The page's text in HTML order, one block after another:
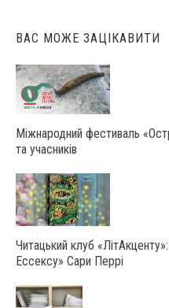
ВАС МОЖЕ ЗАЦІКАВИТИ
Міжнародний фестиваль
та учасників
Читацький клуб
Ессексу» Сари Перрі